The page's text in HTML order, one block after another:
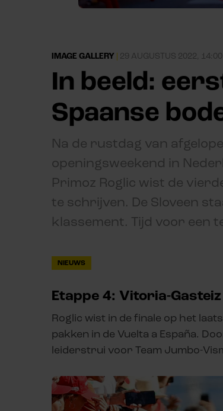
IMAGE GALLERY | 29 AUGUSTUS 2022, 14:00
In beeld:
Spaanse
Na de rustdag van
openingsweekend in
Primoz Roglic wist de
te schrijven. De Sloveen
klassement. Tijd voor een
NIEUWS
Etappe 4: Vitoria-
Roglic wist in de finale op het
pakken in de Vuelta a España.
leiderstrui voor Team Jumbo-